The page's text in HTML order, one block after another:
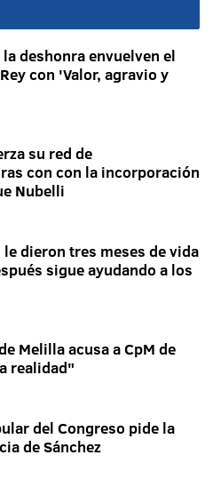
la deshonra envuelven el
con 'Valor, agravio y
su red de
con con la incorporación
Nubelli
dieron tres meses de vida
sigue ayudando a los
Melilla acusa a CpM de
realidad"
del Congreso pide la
de Sánchez